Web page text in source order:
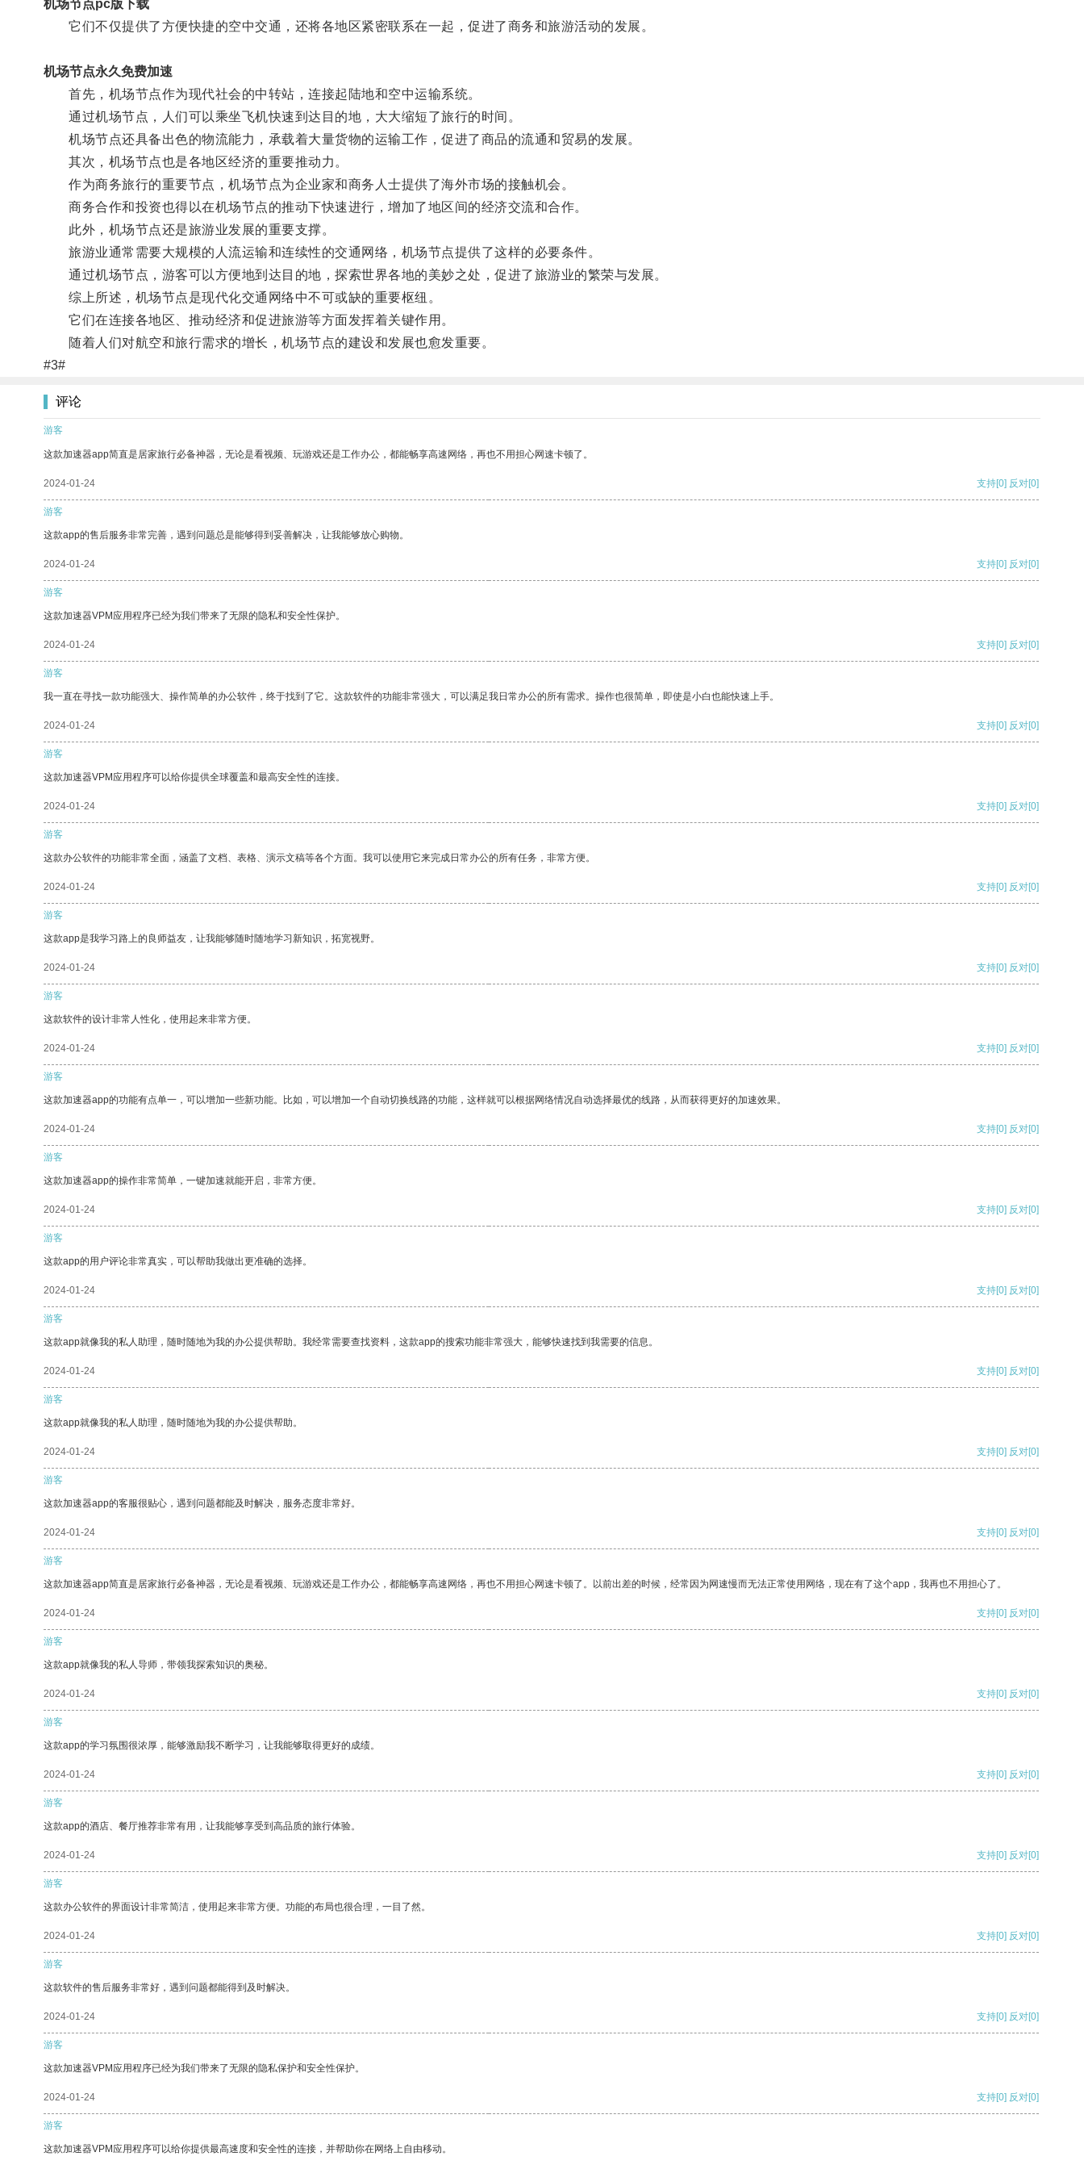
机场节点pc版下载
它们不仅提供了方便快捷的空中交通，还将各地区紧密联系在一起，促进了商务和旅游活动的发展。
机场节点永久免费加速
首先，机场节点作为现代社会的中转站，连接起陆地和空中运输系统。
通过机场节点，人们可以乘坐飞机快速到达目的地，大大缩短了旅行的时间。
机场节点还具备出色的物流能力，承载着大量货物的运输工作，促进了商品的流通和贸易的发展。
其次，机场节点也是各地区经济的重要推动力。
作为商务旅行的重要节点，机场节点为企业家和商务人士提供了海外市场的接触机会。
商务合作和投资也得以在机场节点的推动下快速进行，增加了地区间的经济交流和合作。
此外，机场节点还是旅游业发展的重要支撑。
旅游业通常需要大规模的人流运输和连续性的交通网络，机场节点提供了这样的必要条件。
通过机场节点，游客可以方便地到达目的地，探索世界各地的美妙之处，促进了旅游业的繁荣与发展。
综上所述，机场节点是现代化交通网络中不可或缺的重要枢纽。
它们在连接各地区、推动经济和促进旅游等方面发挥着关键作用。
随着人们对航空和旅行需求的增长，机场节点的建设和发展也愈发重要。
#3#
评论
游客
这款加速器app简直是居家旅行必备神器，无论是看视频、玩游戏还是工作办公，都能畅享高速网络，再也不用担心网速卡顿了。
2024-01-24 支持[0] 反对[0]
游客
这款app的售后服务非常完善，遇到问题总是能够得到妥善解决，让我能够放心购物。
2024-01-24 支持[0] 反对[0]
游客
这款加速器VPM应用程序已经为我们带来了无限的隐私和安全性保护。
2024-01-24 支持[0] 反对[0]
游客
我一直在寻找一款功能强大、操作简单的办公软件，终于找到了它。这款软件的功能非常强大，可以满足我日常办公的所有需求。操作也很简单，即使是小白也能快速上手。
2024-01-24 支持[0] 反对[0]
游客
这款加速器VPM应用程序可以给你提供全球覆盖和最高安全性的连接。
2024-01-24 支持[0] 反对[0]
游客
这款办公软件的功能非常全面，涵盖了文档、表格、演示文稿等各个方面。我可以使用它来完成日常办公的所有任务，非常方便。
2024-01-24 支持[0] 反对[0]
游客
这款app是我学习路上的良师益友，让我能够随时随地学习新知识，拓宽视野。
2024-01-24 支持[0] 反对[0]
游客
这款软件的设计非常人性化，使用起来非常方便。
2024-01-24 支持[0] 反对[0]
游客
这款加速器app的功能有点单一，可以增加一些新功能。比如，可以增加一个自动切换线路的功能，这样就可以根据网络情况自动选择最优的线路，从而获得更好的加速效果。
2024-01-24 支持[0] 反对[0]
游客
这款加速器app的操作非常简单，一键加速就能开启，非常方便。
2024-01-24 支持[0] 反对[0]
游客
这款app的用户评论非常真实，可以帮助我做出更准确的选择。
2024-01-24 支持[0] 反对[0]
游客
这款app就像我的私人助理，随时随地为我的办公提供帮助。我经常需要查找资料，这款app的搜索功能非常强大，能够快速找到我需要的信息。
2024-01-24 支持[0] 反对[0]
游客
这款app就像我的私人助理，随时随地为我的办公提供帮助。
2024-01-24 支持[0] 反对[0]
游客
这款加速器app的客服很贴心，遇到问题都能及时解决，服务态度非常好。
2024-01-24 支持[0] 反对[0]
游客
这款加速器app简直是居家旅行必备神器，无论是看视频、玩游戏还是工作办公，都能畅享高速网络，再也不用担心网速卡顿了。以前出差的时候，经常因为网速慢而无法正常使用网络，现在有了这个app，我再也不用担心了。
2024-01-24 支持[0] 反对[0]
游客
这款app就像我的私人导师，带领我探索知识的奥秘。
2024-01-24 支持[0] 反对[0]
游客
这款app的学习氛围很浓厚，能够激励我不断学习，让我能够取得更好的成绩。
2024-01-24 支持[0] 反对[0]
游客
这款app的酒店、餐厅推荐非常有用，让我能够享受到高品质的旅行体验。
2024-01-24 支持[0] 反对[0]
游客
这款办公软件的界面设计非常简洁，使用起来非常方便。功能的布局也很合理，一目了然。
2024-01-24 支持[0] 反对[0]
游客
这款软件的售后服务非常好，遇到问题都能得到及时解决。
2024-01-24 支持[0] 反对[0]
游客
这款加速器VPM应用程序已经为我们带来了无限的隐私保护和安全性保护。
2024-01-24 支持[0] 反对[0]
游客
这款加速器VPM应用程序可以给你提供最高速度和安全性的连接，并帮助你在网络上自由移动。